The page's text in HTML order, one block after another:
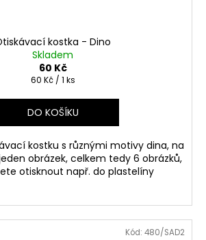
kostka - Dino
Skladem
60 Kč
Měrná
60 Kč / 1 ks
DO KOŠÍKU
kostku s různými motivy dina, na
obrázek, celkem tedy 6 obrázků,
otisknout např. do plastelíny
Kód: 480/SAD2